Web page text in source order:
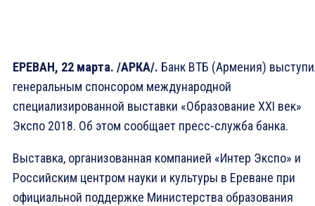
ЕРЕВАН, 22 марта. /АРКА/. Банк ВТБ (Армения)
генеральным спонсором международной
специализированной выставки «Образование XXI век»
Экспо 2018. Об этом сообщает пресс-служба банка.
Выставка, организованная компанией «Интер Экспо» и
Российским центром науки и культуры в Ереване при
официальной поддержке Министерства образования